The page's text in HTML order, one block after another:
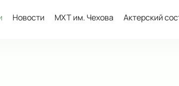
Новости МХТ им. Чехова Актерский